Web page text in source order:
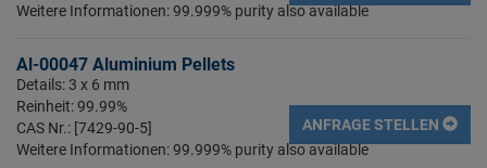
Weitere Informationen: 99.999% purity also available
Al-00047 Aluminium Pellets
Details: 3 x 6 mm
Reinheit: 99.99%
CAS Nr.: [7429-90-5]
Weitere Informationen: 99.999% purity also available
ANFRAGE STELLEN